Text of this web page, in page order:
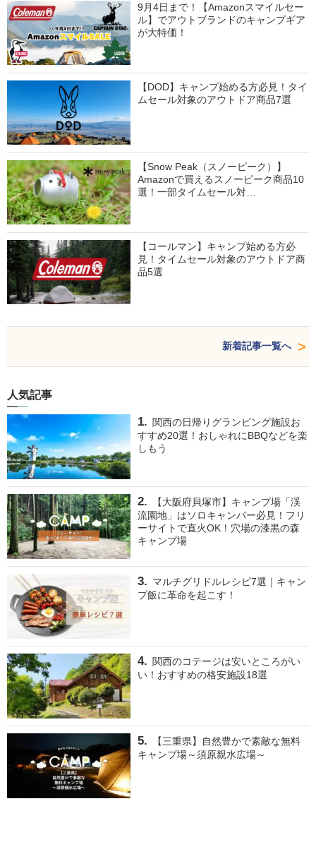
9月4日まで！【Amazonスマイルセー
ル】でアウトブランドのキャンプギア
が大特価！
【DOD】キャンプ始める方必見！タイ
ムセール対象のアウトドア商品7選
【Snow Peak（スノーピーク）】
Amazonで買えるスノーピーク商品10
選！一部タイムセール対…
【コールマン】キャンプ始める方必
見！タイムセール対象のアウトドア商
品5選
新着記事一覧へ
人気記事
関西の日帰りグランピング施設お
すすめ20選！おしゃれにBBQなどを楽
しもう
【大阪府貝塚市】キャンプ場「渓
流園地」はソロキャンパー必見！フリ
ーサイトで直火OK！穴場の漆黒の森
キャンプ場
マルチグリドルレシピ7選｜キャン
プ飯に革命を起こす！
関西のコテージは安いところがい
い！おすすめの格安施設18選
【三重県】自然豊かで素敵な無料
キャンプ場～須原親水広場～